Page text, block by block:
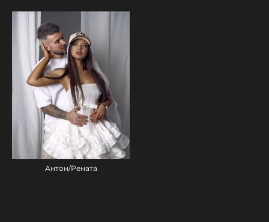
Антон/Рената